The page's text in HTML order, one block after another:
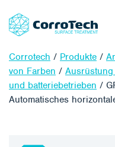
Corrotech / Produkte /
von Farben /
und batteriebetrieben /
Automatisches